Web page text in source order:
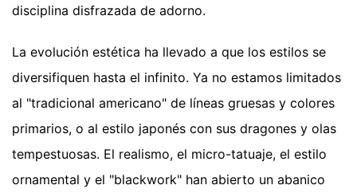
disciplina disfrazada de adorno.
La evolución estética ha llevado a que los estilos se
diversifiquen hasta el infinito. Ya no estamos limitados
al "tradicional americano" de líneas gruesas y colores
primarios, o al estilo japonés con sus dragones y olas
tempestuosas. El realismo, el micro-tatuaje, el estilo
ornamental y el "blackwork" han abierto un abanico